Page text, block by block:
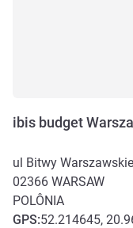
ibis budget
ul Bitwy
02366 WARSAW
POLÔNIA
GPS:52.214645,